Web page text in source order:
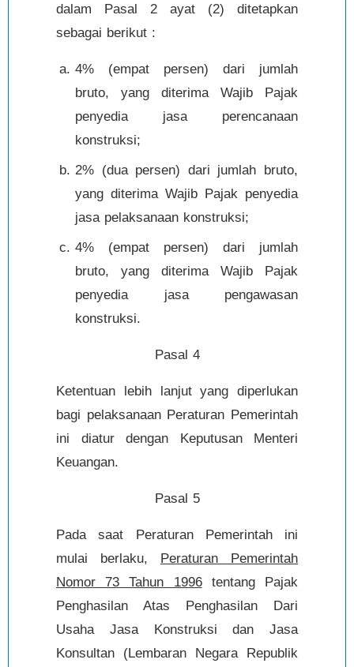
dalam Pasal 2 ayat (2) ditetapkan
sebagai berikut :
4% (empat persen) dari jumlah
bruto, yang diterima Wajib Pajak
penyedia jasa perencanaan
konstruksi;
2% (dua persen) dari jumlah bruto,
yang diterima Wajib Pajak penyedia
jasa pelaksanaan konstruksi;
4% (empat persen) dari jumlah
bruto, yang diterima Wajib Pajak
penyedia jasa pengawasan
konstruksi.
Pasal 4
Ketentuan lebih lanjut yang diperlukan
bagi pelaksanaan Peraturan Pemerintah
ini diatur dengan Keputusan Menteri
Keuangan.
Pasal 5
Pada saat Peraturan Pemerintah ini
mulai berlaku, Peraturan Pemerintah
Nomor 73 Tahun 1996tentang Pajak
Penghasilan Atas Penghasilan Dari
Usaha Jasa Konstruksi dan Jasa
Konsultan (Lembaran Negara Republik